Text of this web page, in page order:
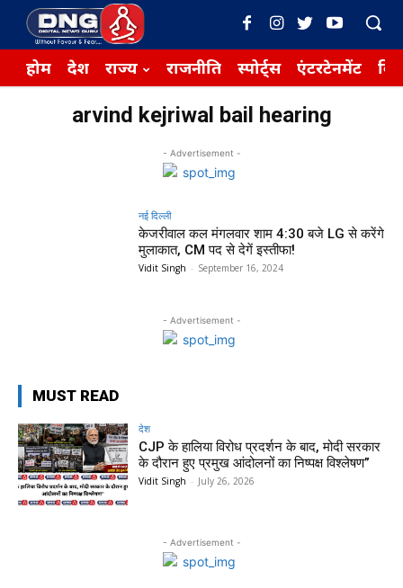
होम देश राज्य राजनीति स्पोर्ट्स एंटरटेनमेंट
arvind kejriwal bail hearing
- Advertisement -
नई दिल्ली
केजरीवाल कल मंगलवार शाम 4:30 बजे LG से करेंगे
मुलाकात, CM पद से देगें इस्तीफा!
Vidit Singh - September 16, 2024
- Advertisement -
MUST READ
देश
CJP के हालिया विरोध प्रदर्शन के बाद, मोदी सरकार
के दौरान हुए प्रमुख आंदोलनों का निष्पक्ष विश्लेषण”
Vidit Singh - July 26, 2026
- Advertisement -